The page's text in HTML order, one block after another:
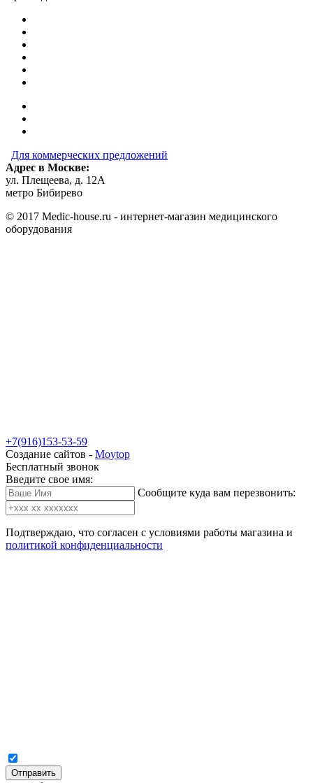
Для коммерческих предложений
Адрес в Москве:
ул. Плещеева, д. 12А
метро Бибирево
© 2017 Medic-house.ru - интернет-магазин медицинского
оборудования
+7(916)153-53-59
Создание сайтов - Moytop
Бесплатный звонок
Введите свое имя:
Сообщите куда вам перезвонить:
Подтверждаю, что согласен с условиями работы магазина и
политикой конфиденциальности
Отправить